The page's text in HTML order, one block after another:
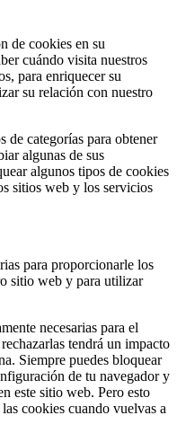
de cookies en su
cuándo visita nuestros
para enriquecer su
su relación con nuestro
de categorías para obtener
algunas de sus
algunos tipos de cookies
sitios web y los servicios
para proporcionarle los
sitio web y para utilizar
necesarias para el
tendrá un impacto
Siempre puedes bloquear
de tu navegador y
este sitio web. Pero esto
cookies cuando vuelvas a